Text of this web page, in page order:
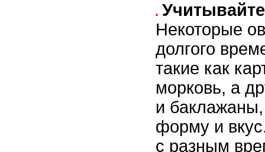
Некоторые
долгого
такие как
морковь, а
и
форму и
с разным